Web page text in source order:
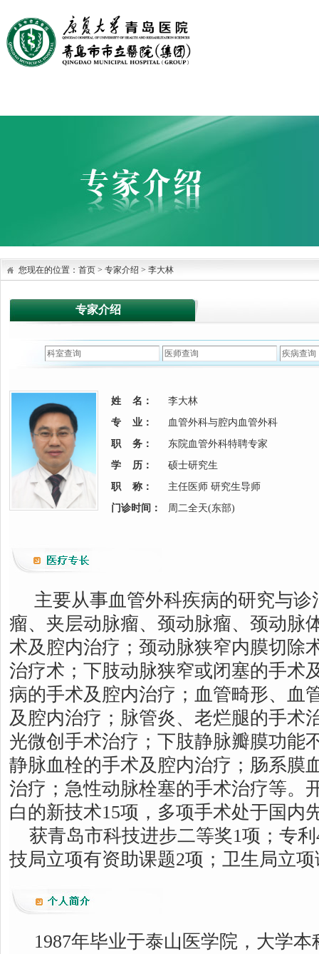
您现在的位置： 首页 > 专家介绍 > 李大林
专家介绍
姓 名：
李大林
专 业：
血管外科与腔内血管外科
职 务：
东院血管外科特聘专家
学 历：
硕士研究生
职 称：
主任医师 研究生导师
门诊时间：
周二全天(东部)
主要从事血管外科疾病的研究与
瘤、夹层动脉瘤、颈动脉瘤、颈动脉
术及腔内治疗；颈动脉狭窄内膜切除
治疗术；下肢动脉狭窄或闭塞的手术
病的手术及腔内治疗；血管畸形、血
及腔内治疗；脉管炎、老烂腿的手术
光微创手术治疗；下肢静脉瓣膜功能
静脉血栓的手术及腔内治疗；肠系膜
治疗；急性动脉栓塞的手术治疗等。
白的新技术15项，多项手术处于国内
获青岛市科技进步二等奖1项；专
技局立项有资助课题2项；卫生局立
1987年毕业于泰山医学院，大学